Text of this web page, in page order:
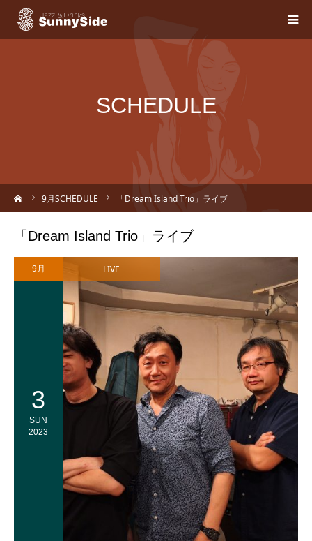
SCHEDULE
9月SCHEDULE 「Dream Island Trio」ライブ
「Dream Island Trio」ライブ
9月
3
SUN
2023
LIVE